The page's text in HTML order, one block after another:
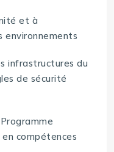
et à
environnements
infrastructures du
de sécurité
compétences